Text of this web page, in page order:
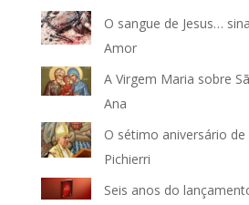
O sangue de Jesus…
Amor
A Virgem Maria sobre
Ana
O sétimo aniversário
Pichierri
Seis anos do